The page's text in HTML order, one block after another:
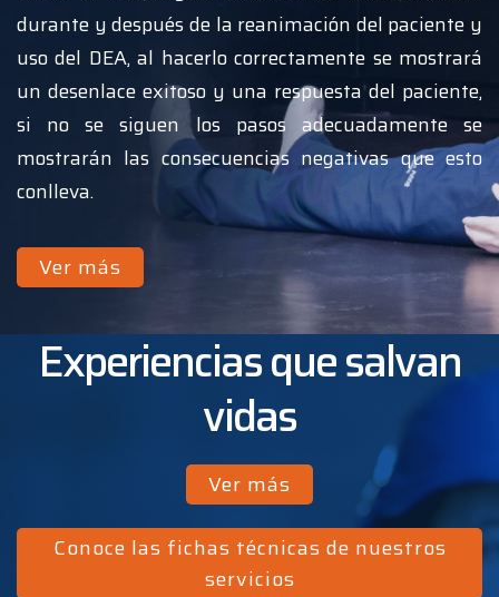
durante y después de la reanimación del paciente y
uso del DEA, al hacerlo correctamente se mostrará
un desenlace exitoso y una respuesta del paciente,
si no se siguen los pasos adecuadamente se
mostrarán las consecuencias negativas que esto
conlleva.
Ver más
Experiencias que salvan
vidas
Ver más
Conoce las fichas técnicas de nuestros
servicios